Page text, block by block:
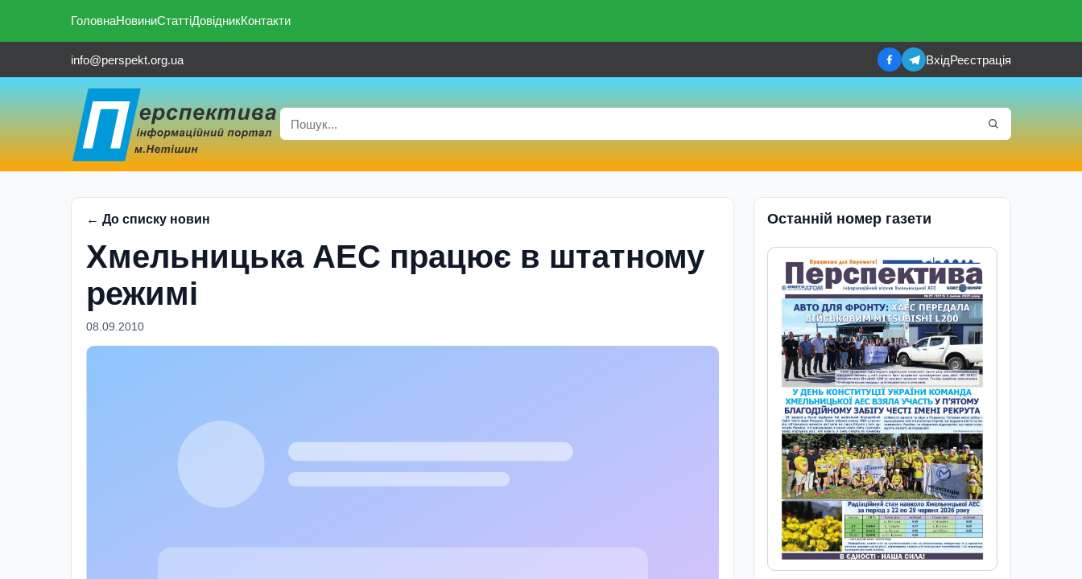
ГоловнаНовиниСтаттіДовідникКонтакти
info@perspekt.org.ua ВхідРеєстрація
← До списку новин
Хмельницька АЕС працює в штатному
режимі
08.09.2010
Останній номер газети